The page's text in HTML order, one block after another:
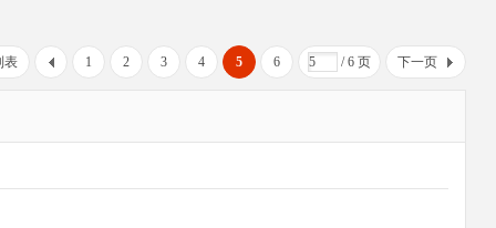
1 2 3 4 5 6 / 6 页 下一页
表